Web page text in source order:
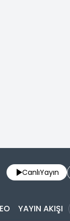
CanlıYayın
YAYIN AKIŞI